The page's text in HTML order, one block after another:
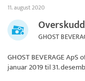
11. august 2020
GHOST
GHOST BEVERAGE ApS
januar 2019 til 31.